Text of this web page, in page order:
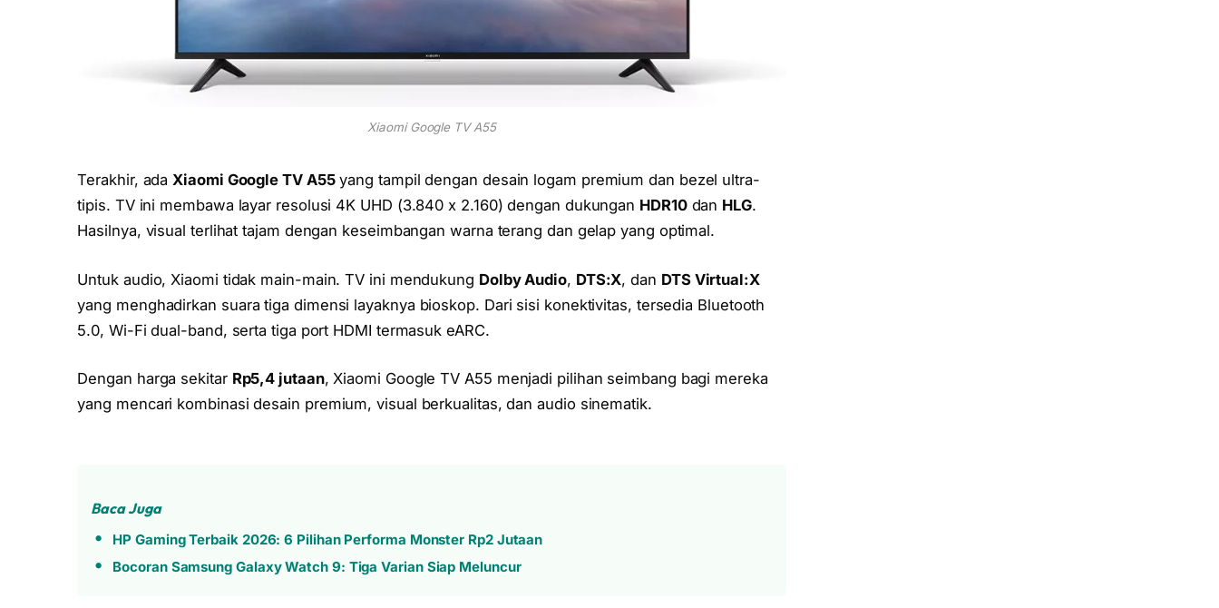
Xiaomi Google TV A55
Terakhir, adaXiaomi Google TV A55yang tampil dengan desain logam premium dan bezel ultra-
tipis. TV ini membawa layar resolusi 4K UHD (3.840 x 2.160) dengan dukungan HDR10dan HLG.
Hasilnya, visual terlihat tajam dengan keseimbangan warna terang dan gelap yang optimal.
Untuk audio, Xiaomi tidak main-main. TV ini mendukung Dolby Audio, DTS:X, dan DTS Virtual:X
yang menghadirkan suara tiga dimensi layaknya bioskop. Dari sisi konektivitas, tersedia Bluetooth
5.0, Wi-Fi dual-band, serta tiga port HDMI termasuk eARC.
Dengan harga sekitar Rp5,4 jutaan, Xiaomi Google TV A55 menjadi pilihan seimbang bagi mereka
yang mencari kombinasi desain premium, visual berkualitas, dan audio sinematik.
Baca Juga
HP Gaming Terbaik 2026: 6 Pilihan Performa Monster Rp2 Jutaan
Bocoran Samsung Galaxy Watch 9: Tiga Varian Siap Meluncur